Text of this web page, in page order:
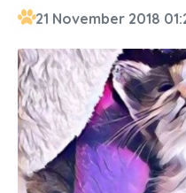
21 November 2018